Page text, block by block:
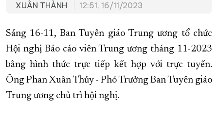
CHUNG TAY CẢI CÁCH HÀNH CHÍNH
TÀU - XE - MÁY BAY
KHOẢNH KHẮC ĐẸP XỨ TRẦM
XÂY DỰNG KHÁNH HÒA TRỞ THÀNH THÀNH PHỐ TRỰC THUỘC
XUÂN THÀNH 12:51, 16/11/2023
Sáng 16-11, Ban Tuyên giáo Trung ương tổ chức
Hội nghị Báo cáo viên Trung ương tháng 11-2023
bằng hình thức trực tiếp kết hợp với trực tuyến.
Ông Phan Xuân Thủy - Phó Trưởng Ban Tuyên giáo
Trung ương chủ trì hội nghị.